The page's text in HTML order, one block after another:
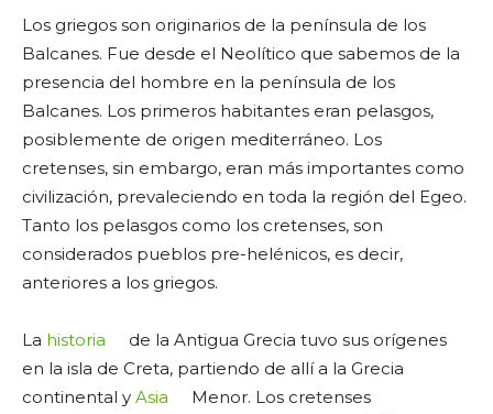
Los griegos son originarios de la península de los
Balcanes. Fue desde el Neolítico que sabemos de la
presencia del hombre en la península de los
Balcanes. Los primeros habitantes eran pelasgos,
posiblemente de origen mediterráneo. Los
cretenses, sin embargo, eran más importantes como
civilización, prevaleciendo en toda la región del Egeo.
Tanto los pelasgos como los cretenses, son
considerados pueblos pre-helénicos, es decir,
anteriores a los griegos.
La historia
de la Antigua Grecia tuvo sus orígenes
en la isla de Creta, partiendo de allí a la Grecia
continental y Asia
Menor. Los cretenses